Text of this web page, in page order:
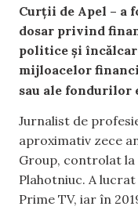
Curții de Apel – a
dosar privind
politice și
mijloacelor
sau ale fondurilor
Jurnalist de
aproximativ zece
Group, controlat la
Plahotniuc. A
Prime TV, iar în